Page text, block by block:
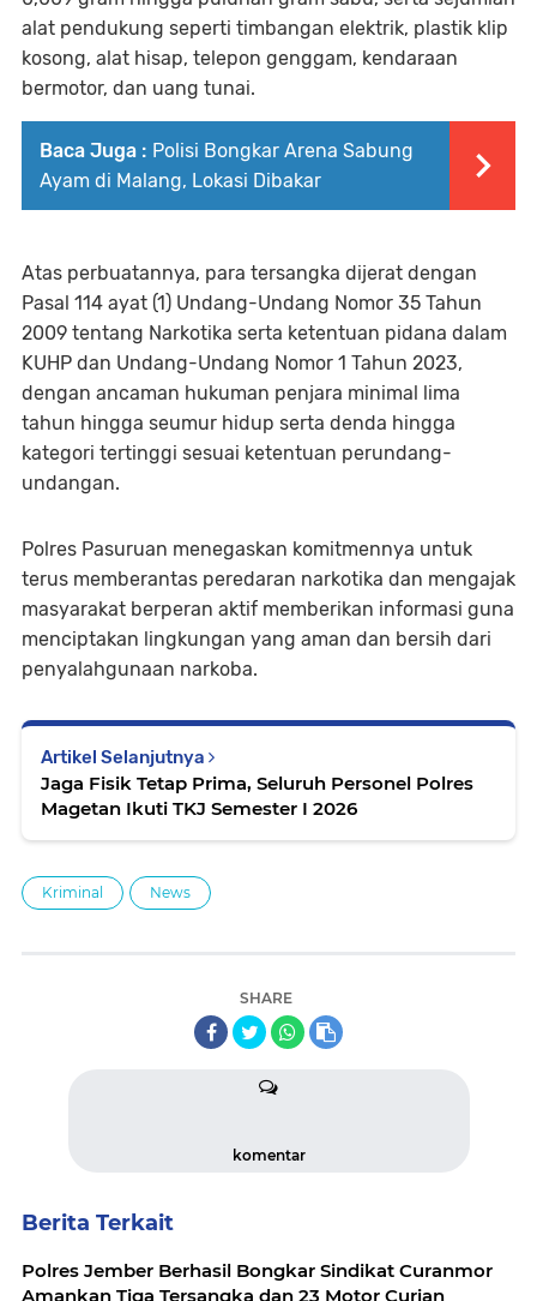
alat pendukung seperti timbangan elektrik, plastik klip
kosong, alat hisap, telepon genggam, kendaraan
bermotor, dan uang tunai.
Baca Juga : Polisi Bongkar Arena Sabung
Ayam di Malang, Lokasi Dibakar
Atas perbuatannya, para tersangka dijerat dengan
Pasal 114 ayat (1) Undang-Undang Nomor 35 Tahun
2009 tentang Narkotika serta ketentuan pidana dalam
KUHP dan Undang-Undang Nomor 1 Tahun 2023,
dengan ancaman hukuman penjara minimal lima
tahun hingga seumur hidup serta denda hingga
kategori tertinggi sesuai ketentuan perundang-
undangan.
Polres Pasuruan menegaskan komitmennya untuk
terus memberantas peredaran narkotika dan mengajak
masyarakat berperan aktif memberikan informasi guna
menciptakan lingkungan yang aman dan bersih dari
penyalahgunaan narkoba.
Artikel Selanjutnya
Jaga Fisik Tetap Prima, Seluruh Personel Polres
Magetan Ikuti TKJ Semester I 2026
Kriminal News
SHARE
komentar
Berita Terkait
Polres Jember Berhasil Bongkar Sindikat Curanmor
Amankan Tiga Tersangka dan 23 Motor Curian